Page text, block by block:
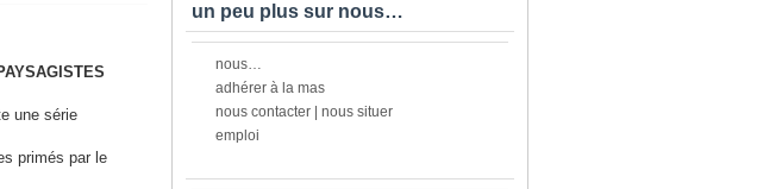
une série
primés par le
un peu plus sur nous…
nous…
adhérer à la mas
nous contacter | nous situer
emploi